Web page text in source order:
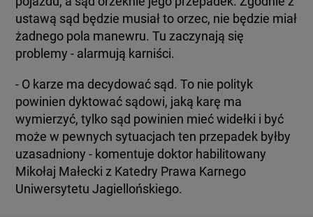
ustawą sąd będzie musiał to orzec, nie będzie miał
żadnego pola manewru. Tu zaczynają się
problemy - alarmują karniści.
- O karze ma decydować sąd. To nie polityk
powinien dyktować sądowi, jaką karę ma
wymierzyć, tylko sąd powinien mieć widełki i być
może w pewnych sytuacjach ten przepadek byłby
uzasadniony - komentuje doktor habilitowany
Mikołaj Małecki z Katedry Prawa Karnego
Uniwersytetu Jagiellońskiego.